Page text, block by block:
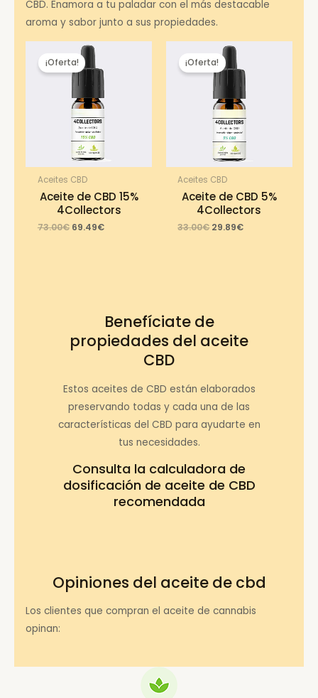
CBD. Enamora a tu paladar con el más destacable
aroma y sabor junto a sus propiedades.
¡Oferta!
Aceites CBD
Aceite de CBD 15%
4Collectors
73.00€ Original
69.49€Current
¡Oferta!
Aceites CBD
Aceite de CBD 5%
4Collectors
33.00€ Original
29.89€Current
Benefíciate de
propiedades del aceite
CBD
Estos aceites de CBD están elaborados
preservando todas y cada una de las
características del CBD para ayudarte en
tus necesidades.
Consulta la calculadora de
dosificación de aceite de CBD
recomendada
Opiniones del aceite de cbd
Los clientes que compran el aceite de cannabis
opinan: